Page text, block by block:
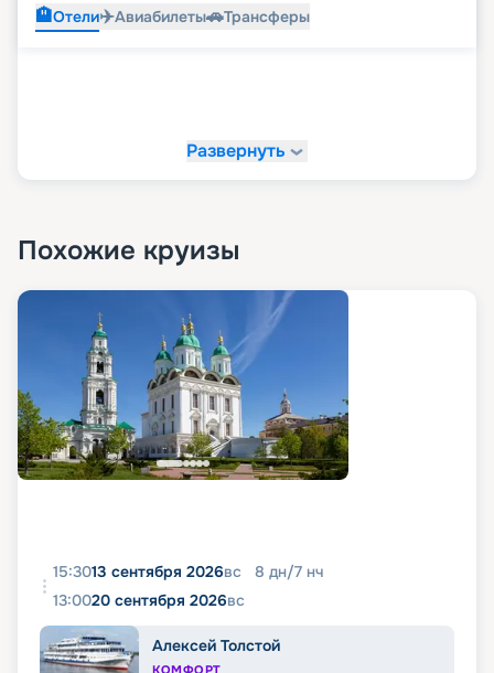
🏨Отели✈️Авиабилеты🚗Трансферы
Развернуть
Похожие круизы
15:3013 сентября 2026вс 8 дн/7 нч
13:0020 сентября 2026вс
Алексей Толстой
КОМФОРТ